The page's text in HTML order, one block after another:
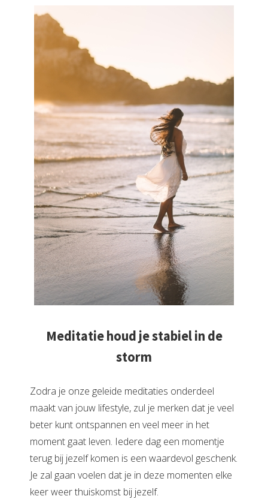
Meditatie houd je stabiel in de
storm
Zodra je onze geleide meditaties onderdeel
maakt van jouw lifestyle, zul je merken dat je veel
beter kunt ontspannen en veel meer in het
moment gaat leven. Iedere dag een momentje
terug bij jezelf komen is een waardevol geschenk.
Je zal gaan voelen dat je in deze momenten elke
keer weer thuiskomst bij jezelf.